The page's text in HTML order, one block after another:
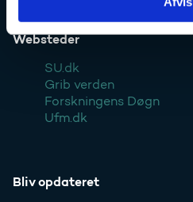
Websteder
SU.dk
Grib verden
Forskningens Døgn
Ufm.dk
Bliv opdateret